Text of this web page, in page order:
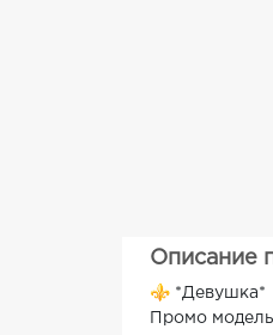
Описание
⚜️ *Девушка*
Промо